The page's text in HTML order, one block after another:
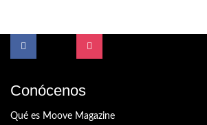
Conócenos
Qué es Moove Magazine